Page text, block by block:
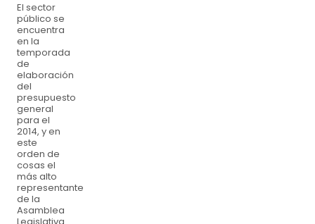
El sector
público se
encuentra
en la
temporada
de
elaboración
del
presupuesto
general
para el
2014, y en
este
orden de
cosas el
más alto
representante
de la
Asamblea